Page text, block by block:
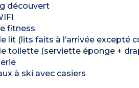
découvert
fitness
lit (lits faits à l’arrivée excepté
toilette (serviette éponge +
à ski avec casiers